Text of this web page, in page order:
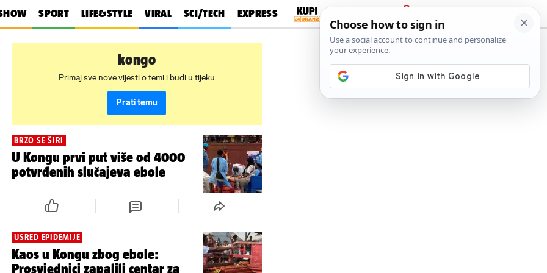
SPORT LIFE&STYLE VIRAL SCI/TECH EXPRESS
PRIJAVA
kongo
Primaj sve nove vijesti o temi i budi u tijeku
Prati temu